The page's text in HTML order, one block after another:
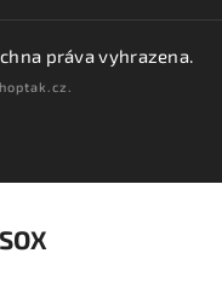
práva vyhrazena.